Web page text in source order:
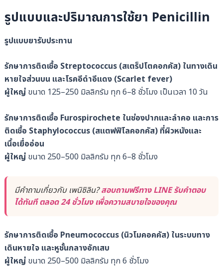
รูปแบบและปริมาณการใช้ยา Penicillin
รูปแบบยารับประทาน
รักษาการติดเชื้อ Streptococcus (สเตร็ปโตคอกคัส) ในทางเดิน
หายใจส่วนบน และโรคอีดำอีแดง (Scarlet fever)
ผู้ใหญ่ขนาด 125–250 มิลลิกรัม ทุก 6–8 ชั่วโมง เป็นเวลา 10 วัน
รักษาการติดเชื้อ Furospirochete ในช่องปากและลำคอ และการ
ติดเชื้อ Staphylococcus (สแตฟฟิโลคอกคัส) ที่ผิวหนังและ
เนื้อเยื่ออ่อน
ผู้ใหญ่ขนาด 250–500 มิลลิกรัม ทุก 6–8 ชั่วโมง
มีคำถามเกี่ยวกับ เพนิซิลิน?สอบถามฟรีทาง LINE รับคำตอบ
ได้ทันที ตลอด 24 ชั่วโมง เพื่อความสบายใจของคุณ
รักษาการติดเชื้อ Pneumococcus (นิวโมคอคคัส) ในระบบทาง
เดินหายใจ และหูชั้นกลางอักเสบ
ผู้ใหญ่ขนาด 250–500 มิลลิกรัม ทุก 6 ชั่วโมง